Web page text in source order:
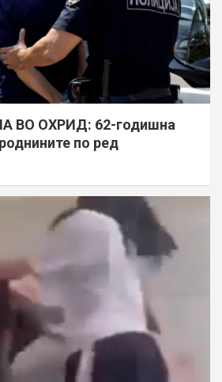
ВО ОХРИД: 62-годишна
по ред